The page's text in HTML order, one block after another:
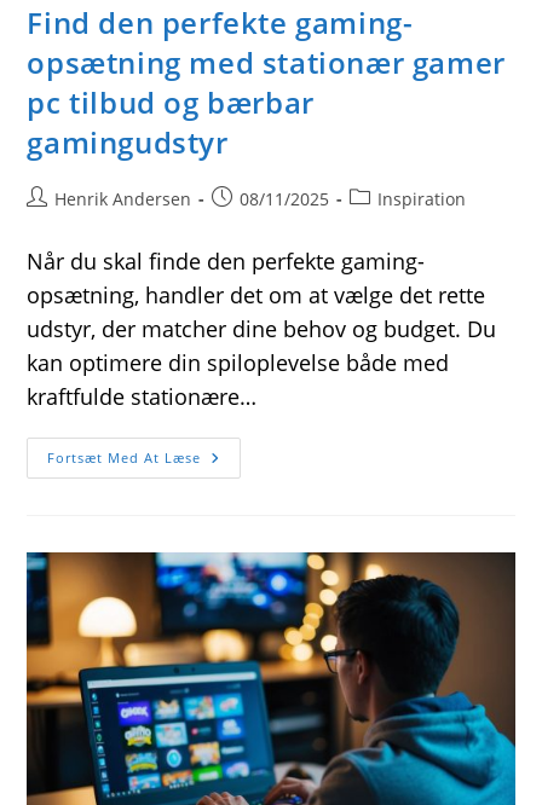
Find den perfekte gaming-
opsætning med stationær gamer
pc tilbud og bærbar
gamingudstyr
PostHenrik Andersen
Post08/11/2025
PostInspiration
Når du skal finde den perfekte gaming-
opsætning, handler det om at vælge det rette
udstyr, der matcher dine behov og budget. Du
kan optimere din spiloplevelse både med
kraftfulde stationære…
Fortsæt Med At Læse Find
Den
Stationær
Gamer
Pc
Tilbud
Og
Bærbar
Gamingudstyr